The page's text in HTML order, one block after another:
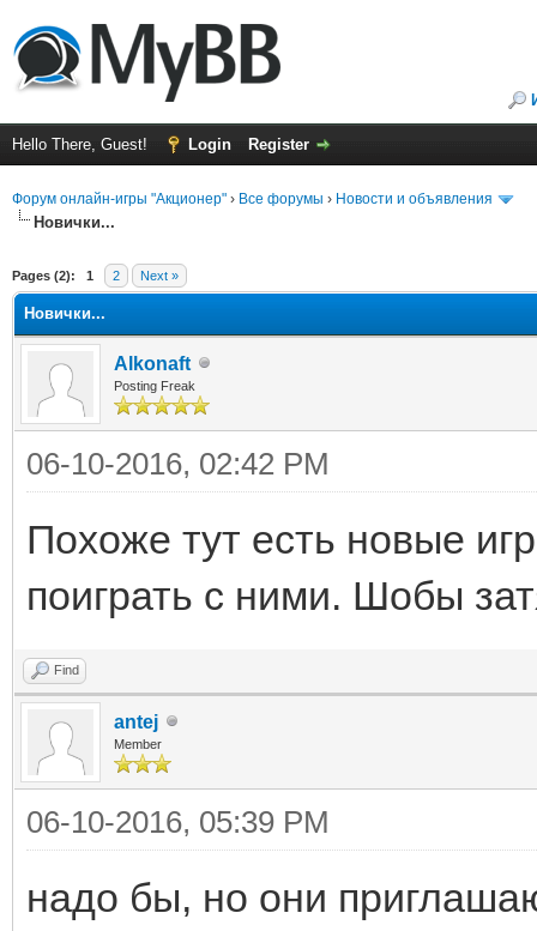
Hello There, Guest! Login Register
Форум онлайн-игры "Акционер" › Все форумы › Новости и объявления
Новички...
Pages (2): 1 2 Next »
Новички...
Alkonaft
Posting Freak
06-10-2016, 02:42 PM
Похоже тут есть новые
поиграть с ними. Шобы
Find
antej
Member
06-10-2016, 05:39 PM
надо бы, но они